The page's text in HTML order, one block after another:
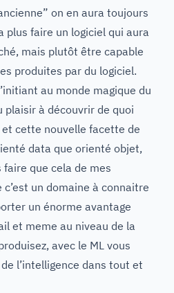
on en aura toujours
plus faire un logiciel qui aura
mais plutôt être capable
produites par du logiciel.
au monde magique du
plaisir à découvrir de quoi
cette nouvelle facette de
data que orienté objet,
que cela de mes
un domaine à connaitre
un énorme avantage
et meme au niveau de la
avec le ML vous
l’intelligence dans tout et